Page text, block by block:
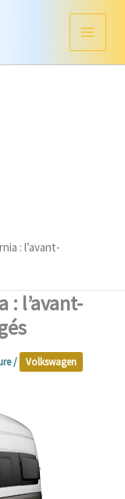
: l’avant-
: l’avant-
/
Volkswagen